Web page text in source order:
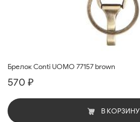
Брелок Conti UOMO 77157 brown
570 ₽
В КОРЗИНУ